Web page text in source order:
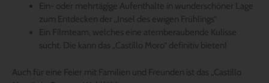
Ein- oder mehrtägige Aufenthalte in wunderschöner Lage
zum Entdecken der „Insel des ewigen Frühlings“
Ein Filmteam, welches eine atemberaubende Kulisse
sucht. Die kann das „Castillo Moro“ definitiv bieten!
Auch für eine Feier mit Familien und Freunden ist das „Castillo